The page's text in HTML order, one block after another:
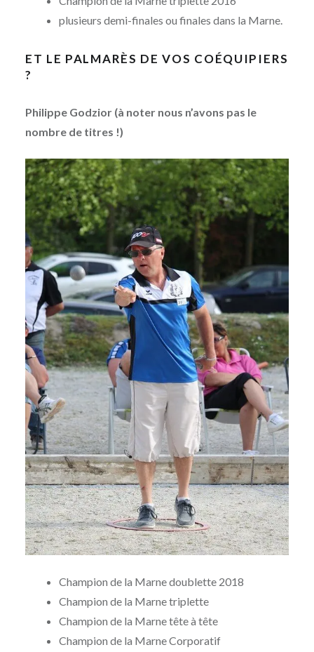
plusieurs demi-finales ou finales dans la Marne.
ET LE PALMARÈS DE VOS COÉQUIPIERS
?
Philippe Godzior (à noter nous n’avons pas le
nombre de titres !)
Champion de la Marne doublette 2018
Champion de la Marne triplette
Champion de la Marne tête à tête
Champion de la Marne Corporatif